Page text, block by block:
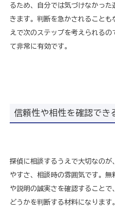
るため、自分では気づけなかっ
きます。判断を急かされること
えで次のステップを考えられる
て非常に有効です。
信頼性や相性を確認でき
探偵に相談するうえで大切なの
やすさ、相談時の雰囲気です。
や説明の誠実さを確認すること
どうかを判断する材料になります